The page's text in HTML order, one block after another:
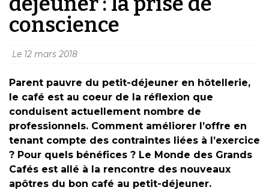
conscience
Le 12 mars 2018
Parent pauvre du petit-déjeuner en hôtellerie,
le café est au coeur de la réflexion que
conduisent actuellement nombre de
professionnels. Comment améliorer l’offre en
tenant compte des contraintes liées à l’exercice
? Pour quels bénéfices ? Le Monde des Grands
Cafés est allé à la rencontre des nouveaux
apôtres du bon café au petit-déjeuner.